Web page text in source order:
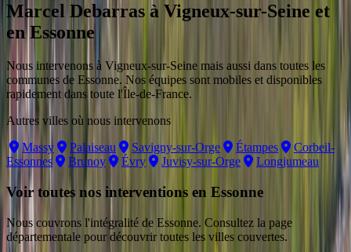
Marcel Debarras à Vigneux-sur-Seine et
en Essonne
Nous intervenons à Vigneux-sur-Seine mais aussi dans toutes les
communes de Essonne. Nos équipes sont mobiles et disponibles
rapidement dans toute l'Île-de-France.
Autres villes où nous intervenons
Massy
Palaiseau Savigny-sur-Orge Étampes
Corbeil-
Essonnes
Brunoy Évry Juvisy-sur-Orge Longjumeau
Voir toutes nos interventions en Essonne
Nous couvrons l'intégralité de Essonne. Consultez la page
départementale pour découvrir toutes les villes couvertes.